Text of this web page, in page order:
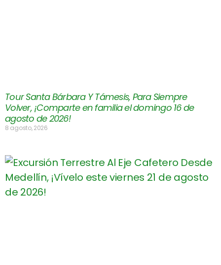
Tour Santa Bárbara Y Támesis, Para Siempre
Volver, ¡Comparte en familia el domingo 16 de
agosto de 2026!
8 agosto, 2026